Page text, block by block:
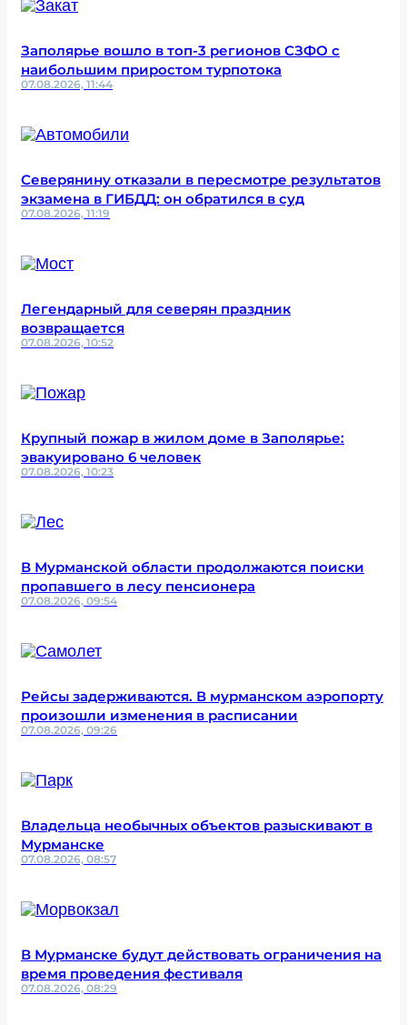
Заполярье вошло в топ-3 регионов СЗФО с
наибольшим приростом турпотока
07.08.2026, 11:44
Северянину отказали в пересмотре результатов
экзамена в ГИБДД: он обратился в суд
07.08.2026, 11:19
Легендарный для северян праздник
возвращается
07.08.2026, 10:52
Крупный пожар в жилом доме в Заполярье:
эвакуировано 6 человек
07.08.2026, 10:23
В Мурманской области продолжаются поиски
пропавшего в лесу пенсионера
07.08.2026, 09:54
Рейсы задерживаются. В мурманском аэропорту
произошли изменения в расписании
07.08.2026, 09:26
Владельца необычных объектов разыскивают в
Мурманске
07.08.2026, 08:57
В Мурманске будут действовать ограничения на
время проведения фестиваля
07.08.2026, 08:29